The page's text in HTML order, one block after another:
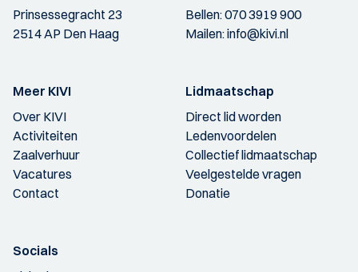
Prinsessegracht 23
2514 AP Den Haag
Bellen:070 3919 900
Mailen:info@kivi.nl
Meer KIVI
Over KIVI
Activiteiten
Zaalverhuur
Vacatures
Contact
Lidmaatschap
Direct lid worden
Ledenvoordelen
Collectief lidmaatschap
Veelgestelde vragen
Donatie
Socials